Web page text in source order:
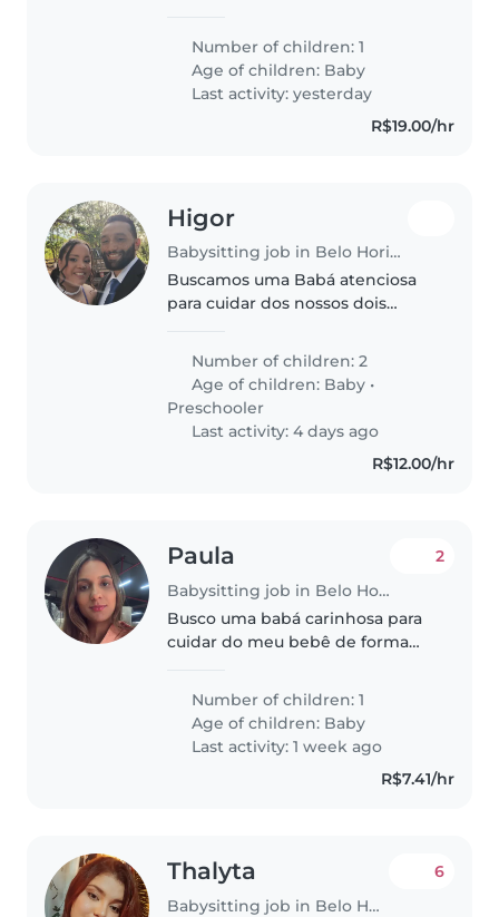
Number of children: 1
Age of children: Baby
Last activity: yesterday
R$19.00/hr
Higor
Babysitting job in Belo Horizonte
Buscamos uma Babá atenciosa
para cuidar dos nossos dois
em idade pré-escolar. Preferimos
alguém paciente, que goste de
animais de estimação, cozinhar..
Number of children: 2
Age of children: Baby •
Preschooler
Last activity: 4 days ago
R$12.00/hr
Paula
Babysitting job in Belo Horizonte
2
Busco uma babá carinhosa para
cuidar do meu bebê de forma
auxilie em tarefas leves da casa e
fale português. Entre em contato
para combinarmos um..
Number of children: 1
Age of children: Baby
Last activity: 1 week ago
R$7.41/hr
Thalyta
Babysitting job in Belo Horizonte
6